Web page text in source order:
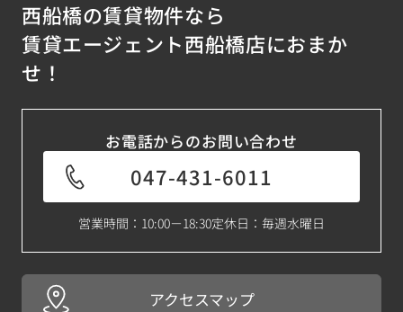
西船橋の賃貸物件なら
賃貸エージェント西船橋店におまか
せ！
お電話からのお問い合わせ
047-431-6011
営業時間：10:00－18:30定休日：毎週水曜日
アクセスマップ